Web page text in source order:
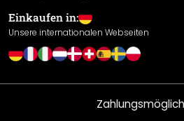
Cookie Einstellungen
Einkaufen in:
Unsere internationalen Webseiten